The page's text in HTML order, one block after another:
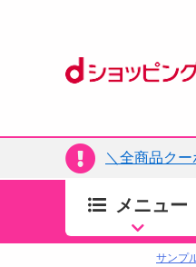
＼全商品ク
ちょっ
食品・調味料
メニュー
キッチン・日用品
サンプ